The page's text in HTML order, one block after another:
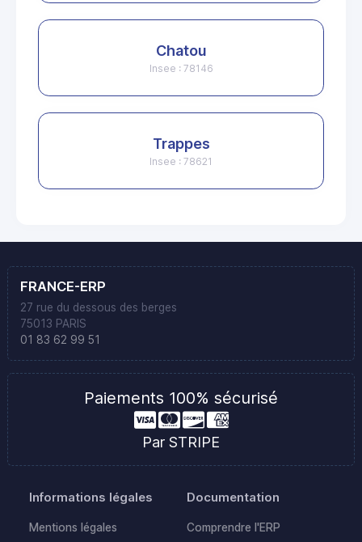
Chatou
Insee : 78146
Trappes
Insee : 78621
FRANCE-ERP
27 rue du dessous des berges
75013 PARIS
01 83 62 99 51
Paiements 100% sécurisé
Par STRIPE
Informations légales
Mentions légales
Documentation
Comprendre l'ERP